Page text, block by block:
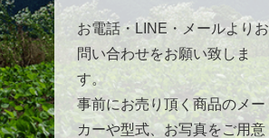
お電話・LINE・メールよりお
問い合わせをお願い致しま
す。
事前にお売り頂く商品のメー
カーや型式、お写真をご用意